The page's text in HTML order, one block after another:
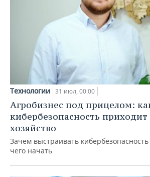
Технологии 31 июл, 00:00
Агробизнес под прицелом:
кибербезопасность приходит
хозяйство
Зачем выстраивать кибербезопасность
чего начать